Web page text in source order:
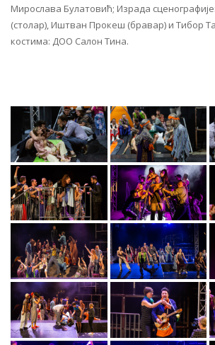
Мирослава Булатовић; Израда
(столар), Иштван Прокеш (бравар) и Тибор
костима: ДОО Салон Тина.